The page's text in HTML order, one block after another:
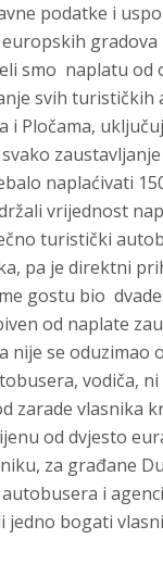
podatke i
gradova
smo naplatu od
svih turističkih
i Pločama,
naplaćivati
vrijednost
turistički
pa je direktni
gostu bio
od naplate
nije se oduzimao
vodiča,
zarade vlasnika
od dvjesto
za građane
i
jedno bogati